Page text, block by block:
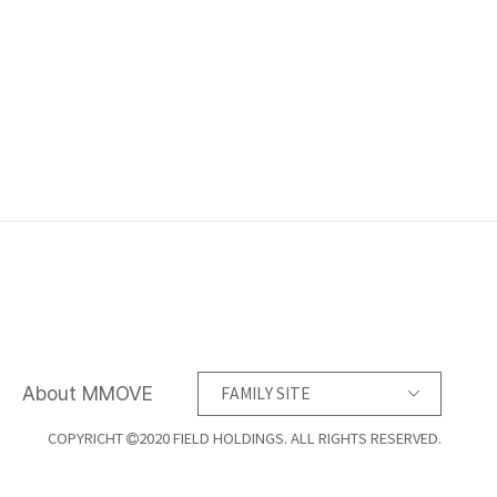
About MMOVE FAMILY SITE
COPYRICHT 2020 FIELD HOLDINGS. ALL RIGHTS RESERVED.